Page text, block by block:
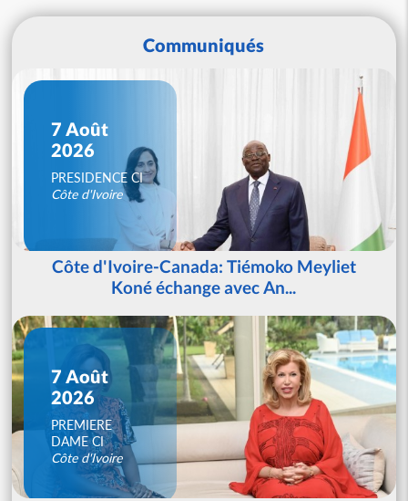
Communiqués
7 Août
2026
PRESIDENCE CI
Côte d'Ivoire
Côte d'Ivoire-Canada: Tiémoko Meyliet
Koné échange avec An...
7 Août
2026
PREMIERE
DAME CI
Côte d'Ivoire